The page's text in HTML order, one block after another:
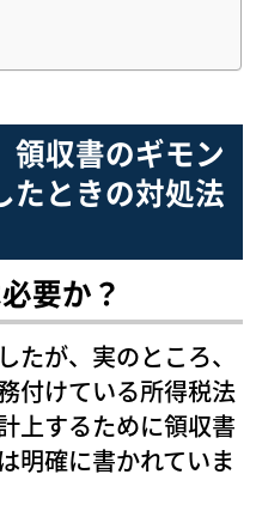
領収書のギモン
ときの対処法
要か？
たが、実のところ、
付けている所得税法
上するために領収書
明確に書かれていま